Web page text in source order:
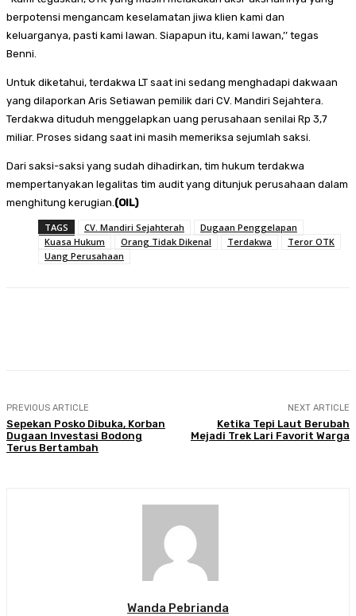
berpotensi mengancam keselamatan jiwa klien kami dan
keluarganya, pasti kami lawan. Siapapun itu, kami lawan,’’ tegas
Benni.
Untuk diketahui, terdakwa LT saat ini sedang menghadapi dakwaan
yang dilaporkan Aris Setiawan pemilik dari CV. Mandiri Sejahtera.
Terdakwa dituduh menggelapkan uang perusahaan senilai Rp 3,7
miliar. Proses sidang saat ini masih memeriksa sejumlah saksi.
Dari saksi-saksi yang sudah dihadirkan, tim hukum terdakwa
mempertanyakan legalitas tim audit yang ditunjuk perusahaan dalam
menghitung kerugian.(OIL)
TAGS CV. Mandiri Sejahterah
Dugaan Penggelapan
Kuasa Hukum
Orang Tidak Dikenal Terdakwa
Teror OTK
Uang Perusahaan
PREVIOUS ARTICLE
Sepekan Posko Dibuka, Korban
Dugaan Investasi Bodong
Terus Bertambah
NEXT ARTICLE
Ketika Tepi Laut Berubah
Mejadi Trek Lari Favorit Warga
Wanda Pebrianda